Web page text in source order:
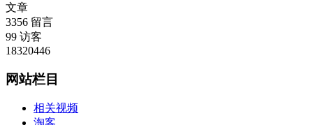
文章
3356 留言
99 访客
18320446
网站栏目
相关视频